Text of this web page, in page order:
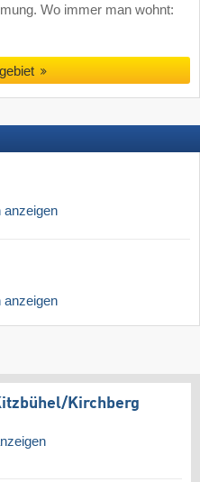
Wo immer man wohnt:
​Kirchberg